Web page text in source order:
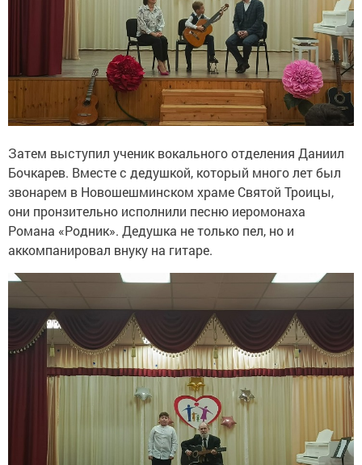
Затем выступил ученик вокального отделения Даниил
Бочкарев. Вместе с дедушкой, который много лет был
звонарем в Новошешминском храме Святой Троицы,
они пронзительно исполнили песню иеромонаха
Романа «Родник». Дедушка не только пел, но и
аккомпанировал внуку на гитаре.